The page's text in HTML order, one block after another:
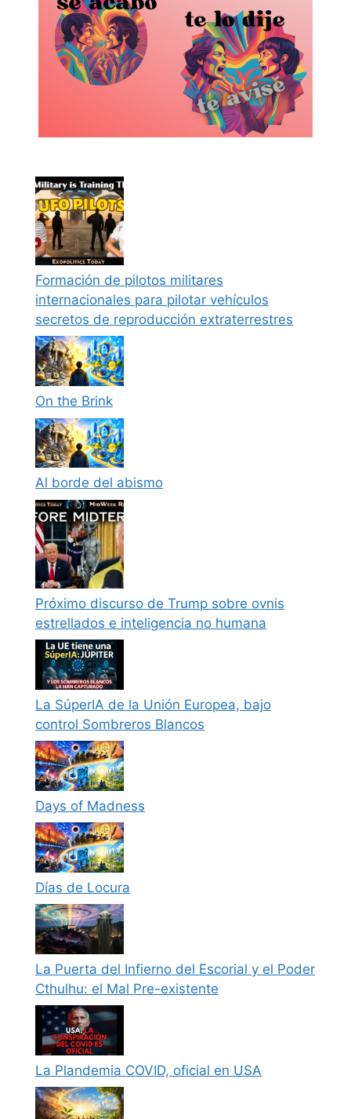
Formación de pilotos militares
internacionales para pilotar vehículos
secretos de reproducción extraterrestres
On the Brink
Al borde del abismo
Próximo discurso de Trump sobre ovnis
estrellados e inteligencia no humana
La SúperIA de la Unión Europea, bajo
control Sombreros Blancos
Days of Madness
Días de Locura
La Puerta del Infierno del Escorial y el Poder
Cthulhu: el Mal Pre-existente
La Plandemia COVID, oficial en USA